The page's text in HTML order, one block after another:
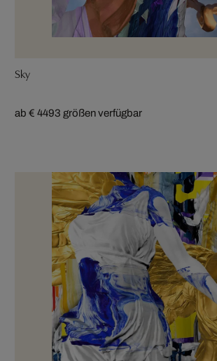
Sky
ab € 4493 größen verfügbar